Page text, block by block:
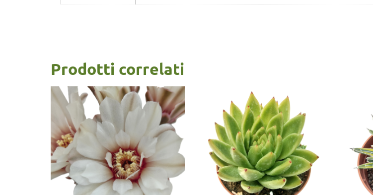
Prodotti correlati